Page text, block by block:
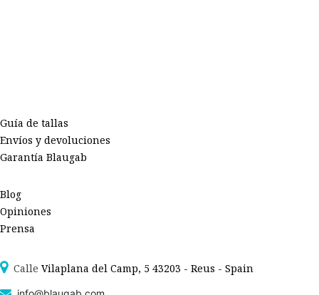
Guía de tallas
Envíos y devoluciones
Garantía Blaugab
Blog
Opiniones
Prensa
Calle Vilaplana del Camp, 5 43203 - Reus - Spain